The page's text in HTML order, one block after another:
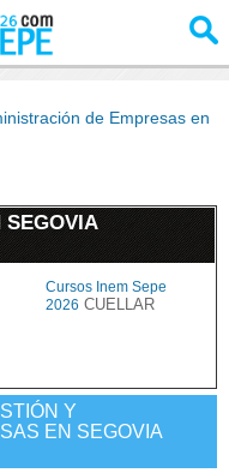
de Empresas en
SEGOVIA
Cursos Inem Sepe
2026 CUELLAR
Y
EN SEGOVIA